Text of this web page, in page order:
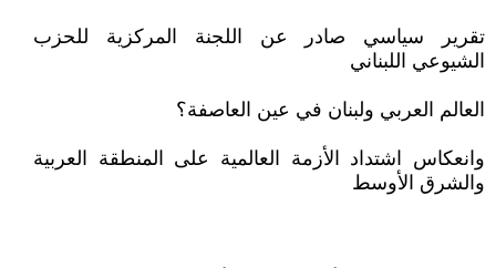
تقرير سياسي صادر عن اللجنة المركزية للحزب
الشيوعي اللبناني
العالم العربي ولبنان في عين العاصفة؟
وانعكاس اشتداد الأزمة العالمية على المنطقة العربية
والشرق الأوسط